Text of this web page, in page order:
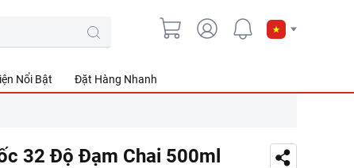
Nổi Bật Đặt Hàng Nhanh
32 Độ Đạm Chai 500ml